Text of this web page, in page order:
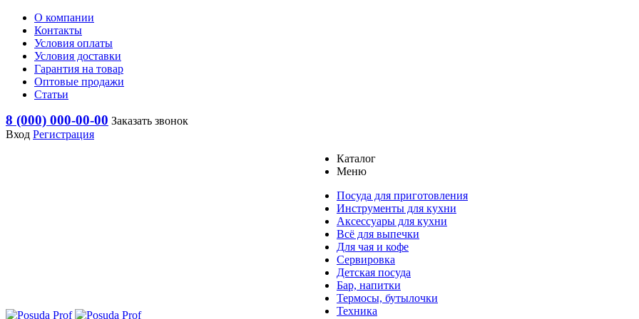
О компании
Контакты
Условия оплаты
Условия доставки
Гарантия на товар
Оптовые продажи
Статьи
8 (000) 000-00-00 Заказать звонок
Вход Регистрация
Каталог
Меню
Посуда для приготовления
Инструменты для кухни
Аксессуары для кухни
Всё для выпечки
Для чая и кофе
Сервировка
Детская посуда
Бар, напитки
Термосы, бутылочки
Техника